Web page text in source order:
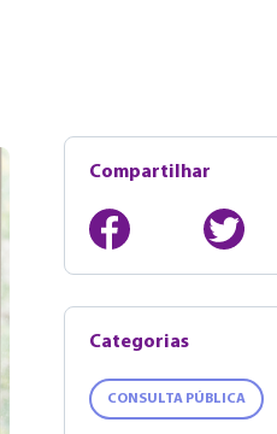
Compartilhar
Categorias
CONSULTA PÚBLICA